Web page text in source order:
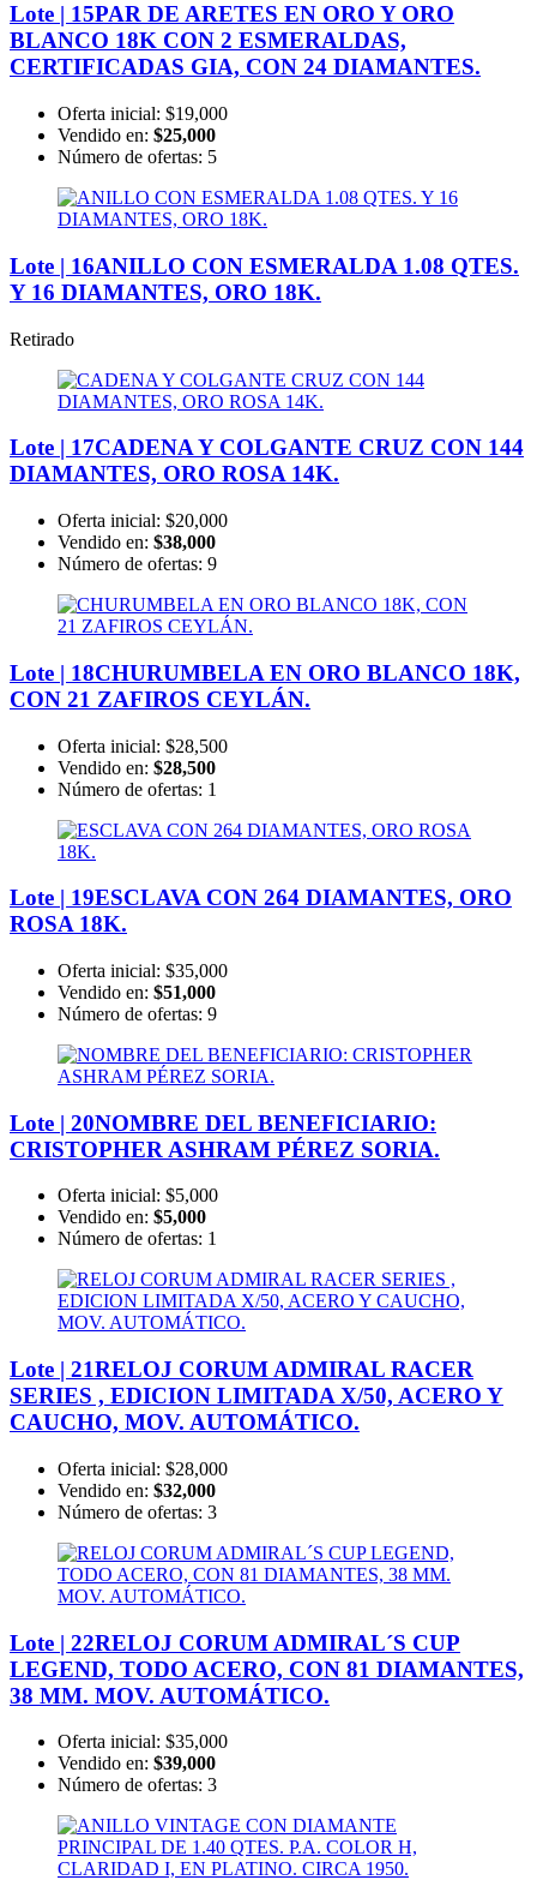
Lote | 15PAR DE ARETES EN ORO Y ORO
BLANCO 18K CON 2 ESMERALDAS,
CERTIFICADAS GIA, CON 24 DIAMANTES.
Oferta inicial: $19,000
Vendido en: $25,000
Número de ofertas: 5
Lote | 16ANILLO CON ESMERALDA 1.08 QTES.
Y 16 DIAMANTES, ORO 18K.
Retirado
Lote | 17CADENA Y COLGANTE CRUZ CON 144
DIAMANTES, ORO ROSA 14K.
Oferta inicial: $20,000
Vendido en: $38,000
Número de ofertas: 9
Lote | 18CHURUMBELA EN ORO BLANCO 18K,
CON 21 ZAFIROS CEYLÁN.
Oferta inicial: $28,500
Vendido en: $28,500
Número de ofertas: 1
Lote | 19ESCLAVA CON 264 DIAMANTES, ORO
ROSA 18K.
Oferta inicial: $35,000
Vendido en: $51,000
Número de ofertas: 9
Lote | 20NOMBRE DEL BENEFICIARIO:
CRISTOPHER ASHRAM PÉREZ SORIA.
Oferta inicial: $5,000
Vendido en: $5,000
Número de ofertas: 1
Lote | 21RELOJ CORUM ADMIRAL RACER
SERIES , EDICION LIMITADA X/50, ACERO Y
CAUCHO, MOV. AUTOMÁTICO.
Oferta inicial: $28,000
Vendido en: $32,000
Número de ofertas: 3
Lote | 22RELOJ CORUM ADMIRAL´S CUP
LEGEND, TODO ACERO, CON 81 DIAMANTES,
38 MM. MOV. AUTOMÁTICO.
Oferta inicial: $35,000
Vendido en: $39,000
Número de ofertas: 3